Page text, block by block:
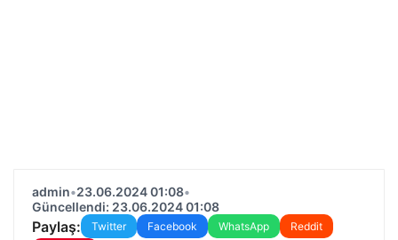
admin•23.06.2024 01:08•
Güncellendi: 23.06.2024 01:08
Paylaş: Twitter Facebook WhatsApp
Reddit